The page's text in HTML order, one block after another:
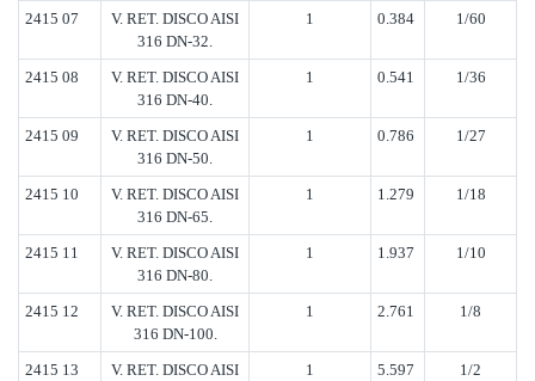
2415 07
V. RET. DISCO AISI
316 DN-32.
1 0.384 1/60
2415 08
V. RET. DISCO AISI
316 DN-40.
1 0.541 1/36
2415 09
V. RET. DISCO AISI
316 DN-50.
1 0.786 1/27
2415 10
V. RET. DISCO AISI
316 DN-65.
1 1.279 1/18
2415 11
V. RET. DISCO AISI
316 DN-80.
1 1.937 1/10
2415 12
V. RET. DISCO AISI
316 DN-100.
1 2.761 1/8
2415 13
V. RET. DISCO AISI
1 5.597 1/2